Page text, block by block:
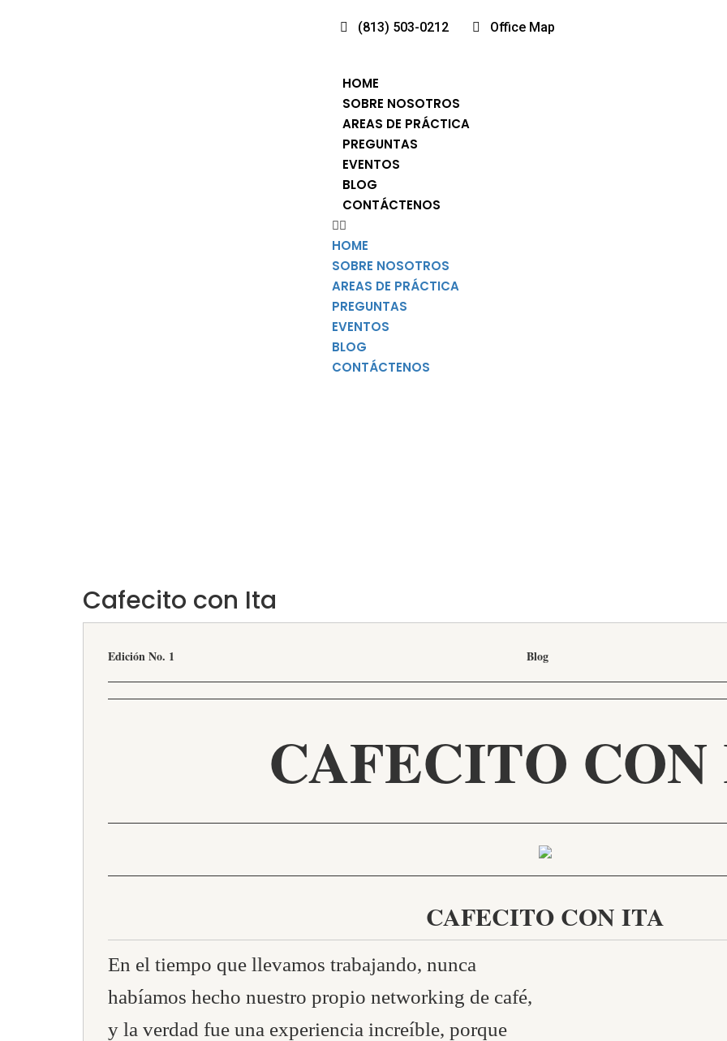
(813) 503-0212 Office Map
HOME
SOBRE NOSOTROS
AREAS DE PRÁCTICA
PREGUNTAS
EVENTOS
BLOG
CONTÁCTENOS
HOME
SOBRE NOSOTROS
AREAS DE PRÁCTICA
PREGUNTAS
EVENTOS
BLOG
CONTÁCTENOS
Cafecito con Ita
Edición No. 1 Blog
CAFECITO
CAFECITO CON ITA
En el tiempo que llevamos trabajando, nunca
habíamos hecho nuestro propio networking de café,
y la verdad fue una experiencia increíble, porque